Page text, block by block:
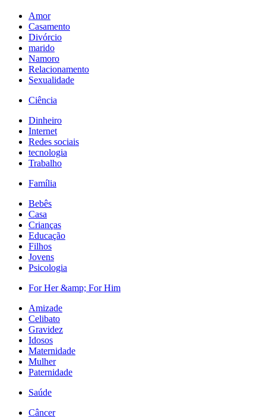
Amor
Casamento
Divórcio
marido
Namoro
Relacionamento
Sexualidade
Ciência
Dinheiro
Internet
Redes sociais
tecnologia
Trabalho
Família
Bebês
Casa
Crianças
Educação
Filhos
Jovens
Psicologia
For Her &amp; For Him
Amizade
Celibato
Gravidez
Idosos
Maternidade
Mulher
Paternidade
Saúde
Câncer